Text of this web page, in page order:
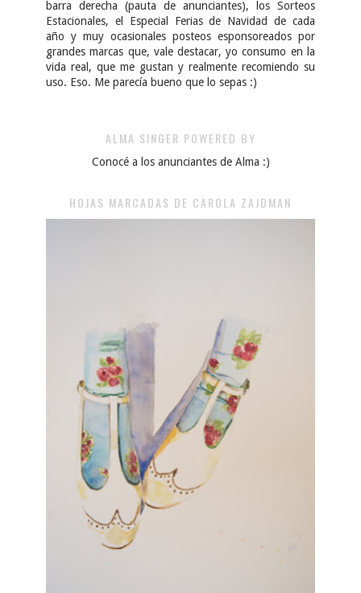
barra derecha (pauta de anunciantes), los Sorteos
Estacionales, el Especial Ferias de Navidad de cada
año y muy ocasionales posteos esponsoreados por
grandes marcas que, vale destacar, yo consumo en la
vida real, que me gustan y realmente recomiendo su
uso. Eso. Me parecía bueno que lo sepas :)
ALMA SINGER POWERED BY
Conocé a los anunciantes de Alma :)
HOJAS MARCADAS DE CAROLA ZAJDMAN